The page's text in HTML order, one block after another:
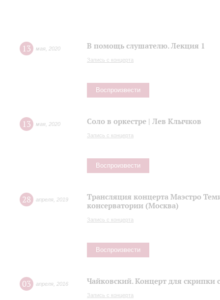
13 мая 2020 В помощь слушателю. Лекция 1
Запись с концерта
Воспроизвести
13 мая 2020 Соло в оркестре | Лев Клычков
Запись с концерта
Воспроизвести
28 апреля 2019
Трансляция концерта Маэстро
консерватории (Москва)
Запись с концерта
Воспроизвести
03 апреля 2016 Чайковский. Концерт для скрипки
Запись с концерта